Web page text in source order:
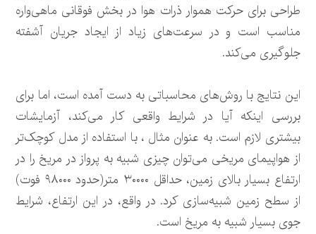
طراحی برای حرکت هموار ذرات هوا در بخش فوقانی ماهی‌واره
مناسب است و در سرعت‌های زیاد از ایجاد جریان آشفته
جلوگیری می‌کند.
این نتایج با روش‌های محاسباتی به دست آمده است، اما برای
بررسی اینکه آیا در شرایط واقعی کار می‌کند، آزمایشات
بیشتری لازم است. به عنوان مثال ، با استفاده از مدل کوچک‌تر
از هواپیمای مریخی می‌توان چیزی شبیه به پرواز در مریخ را در
ارتفاع بسیار بالای زمین، حداقل ۳۰۰۰۰ متر(حدود ۹۸۰۰۰ فوت)
از سطح زمین شبیه‌سازی کرد. در واقع، در این ارتفاع، شرایط
جوی بسیار شبیه به مریخ است.